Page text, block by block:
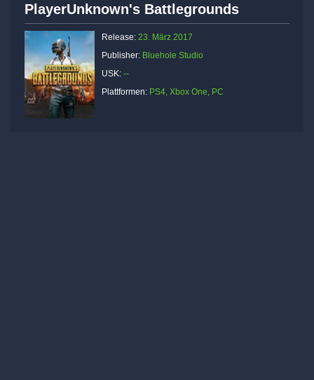
PlayerUnknown's Battlegrounds
Release: 23. März 2017
Publisher: Bluehole Studio
USK: --
Plattformen: PS4, Xbox One, PC